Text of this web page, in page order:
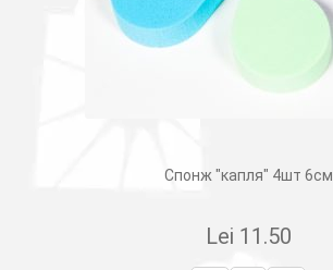
Спонж "капля" 4шт 6см
Lei 11.50